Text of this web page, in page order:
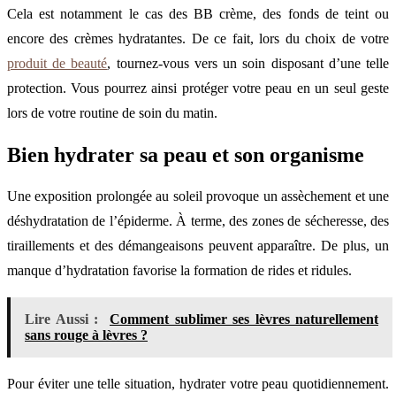
Cela est notamment le cas des BB crème, des fonds de teint ou
encore des crèmes hydratantes. De ce fait, lors du choix de votre
produit de beauté, tournez-vous vers un soin disposant d’une telle
protection. Vous pourrez ainsi protéger votre peau en un seul geste
lors de votre routine de soin du matin.
Bien hydrater sa peau et son organisme
Une exposition prolongée au soleil provoque un assèchement et une
déshydratation de l’épiderme. À terme, des zones de sécheresse, des
tiraillements et des démangeaisons peuvent apparaître. De plus, un
manque d’hydratation favorise la formation de rides et ridules.
Lire Aussi :
Comment sublimer ses lèvres naturellement
sans rouge à lèvres ?
Pour éviter une telle situation, hydrater votre peau quotidiennement.